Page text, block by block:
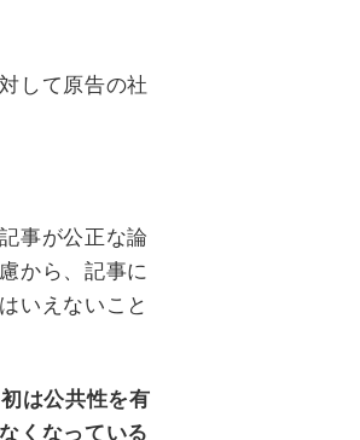
して原告の社
事が公正な論
から、記事に
いえないこと
は公共性を有
くなっている